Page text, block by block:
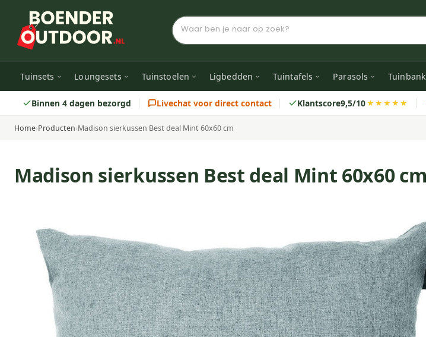
Tuinsets Loungesets Tuinstoelen Ligbedden Tuintafels Parasols
Binnen 4 dagen bezorgd Livechat voor direct contact Klantscore9,5/10★★★★★
Home›Producten›Madison sierkussen Best deal Mint 60x60 cm
Madison sierkussen Best deal Mint 60x60 cm